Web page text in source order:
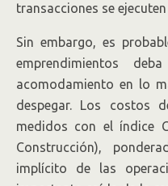
transacciones se
Sin embargo, es
emprendimientos
acomodamiento en lo
despegar. Los costos
medidos con el índice
Construcción),
implícito de las